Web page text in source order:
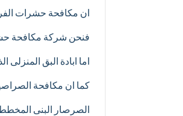
ان مكافحة حشرات
فنحن شركة مكافحة
اما ابادة البق المنزلى
كما ان مكافحة
الصرصار البنى